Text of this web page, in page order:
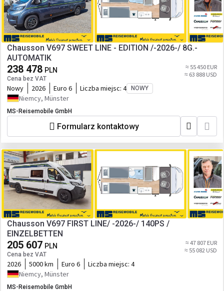
Chausson V697 SWEET LINE - EDITION /-2026-/ 8G.-
AUTOMATIK
238 478 PLN
Cena bez VAT
≈ 55 450 EUR
≈ 63 888 USD
Nowy 2026 Euro 6 Liczba miejsc: 4 NOWY
Niemcy, Münster
MS-Reisemobile GmbH
Formularz kontaktowy
Chausson V697 FIRST LINE/ -2026-/ 140PS /
EINZELBETTEN
205 607 PLN
Cena bez VAT
≈ 47 807 EUR
≈ 55 082 USD
2026 5000 km Euro 6 Liczba miejsc: 4
Niemcy, Münster
MS-Reisemobile GmbH